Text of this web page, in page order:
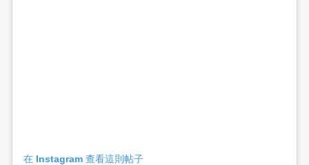
在 Instagram 查看這則帖子